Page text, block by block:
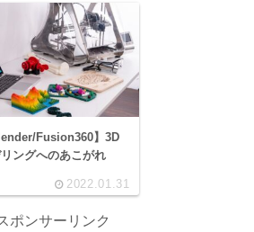
Fusion360】3D
ングへのあこがれ
2022.01.31
ポンサーリンク